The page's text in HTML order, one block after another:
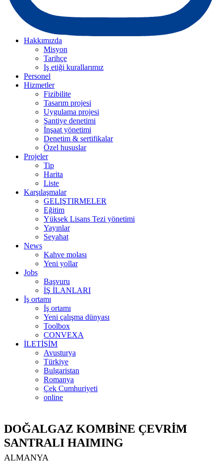
Hakkımızda
Misyon
Tarihçe
Iş etiği kurallarımız
Personel
Hizmetler
Fizibilite
Tasarım projesi
Uygulama projesi
Şantiye denetimi
İnşaat yönetimi
Denetim & sertifikalar
Özel hususlar
Projeler
Tip
Harita
Liste
Karşılaşmalar
GELIŞTIRMELER
Eğitim
Yüksek Lisans Tezi yönetimi
Yayınlar
Seyahat
News
Kahve molası
Yeni yollar
Jobs
Başvuru
İŞ İLANLARI
İş ortamı
İş ortamı
Yeni çalışma dünyası
Toolbox
CONVEXA
İLETİŞİM
Avusturya
Türkiye
Bulgaristan
Romanya
Çek Cumhuriyeti
online
DOĞALGAZ KOMBİNE ÇEVRİM
SANTRALI HAIMING
ALMANYA